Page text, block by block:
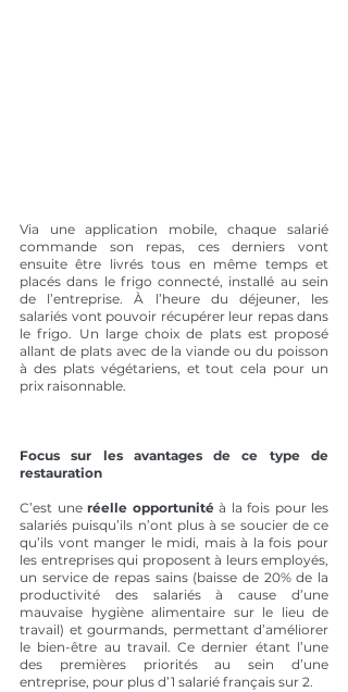
Via une application mobile, chaque salarié
commande son repas, ces derniers vont
ensuite être livrés tous en même temps et
placés dans le frigo connecté, installé au sein
de l’entreprise. À l’heure du déjeuner, les
salariés vont pouvoir récupérer leur repas dans
le frigo. Un large choix de plats est proposé
allant de plats avec de la viande ou du poisson
à des plats végétariens, et tout cela pour un
prix raisonnable.
Focus sur les avantages de ce type de
restauration
C’est une réelle opportunité à la fois pour les
salariés puisqu’ils n’ont plus à se soucier de ce
qu’ils vont manger le midi, mais à la fois pour
les entreprises qui proposent à leurs employés,
un service de repas sains (baisse de 20% de la
productivité des salariés à cause d’une
mauvaise hygiène alimentaire sur le lieu de
travail) et gourmands, permettant d’améliorer
le bien-être au travail. Ce dernier étant l’une
des premières priorités au sein d’une
entreprise, pour plus d’1 salarié français sur 2.